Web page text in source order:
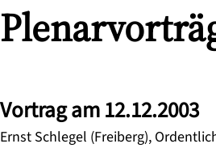
Vortrag am 12.12.2003
Ernst Schlegel (Freiberg),